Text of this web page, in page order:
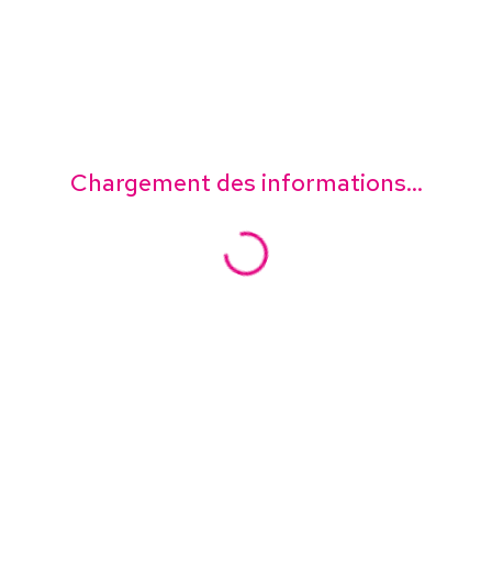
Chargement des informations...